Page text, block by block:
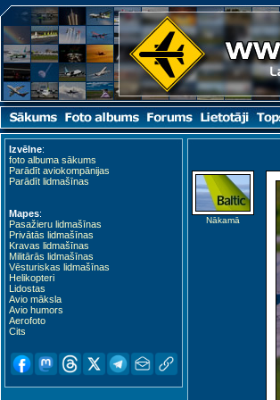
Izvēlne:
foto albuma sākums
Parādīt aviokompānijas
Parādīt lidmašīnas
Mapes:
Pasažieru lidmašīnas
Privātās lidmašīnas
Kravas lidmašīnas
Militārās lidmašīnas
Vēsturiskas lidmašīnas
Helikopteri
Lidostas
Avio māksla
Avio humors
Aerofoto
Cits
Nākamā